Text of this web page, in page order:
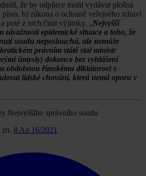
že by odpůrce mohl vydávat plošná
b) zákona o ochraně veřejného zdraví
poté z nich činit výjimky. „Nejvyšší
závažnosti epidemické situace a toho, že
soudu neposlouchá, ale nemůže
právním státě stal ministr
úmysly) dokonce bez vyhlášení
obdobnou římskému diktátorovi s
lidské chování, která nemá oporu v
Nejvyššího správního soudu
zn. 8 Ao 16/2021